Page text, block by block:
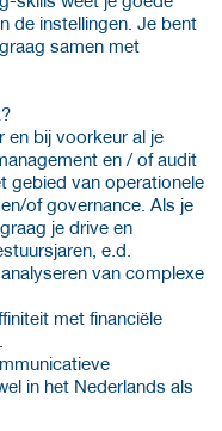
de instellingen. Je bent
samen met
en bij voorkeur al je
en / of audit
gebied van operationele
of governance. Als je
je drive en
e.d.
van complexe
met financiële
in het Nederlands als